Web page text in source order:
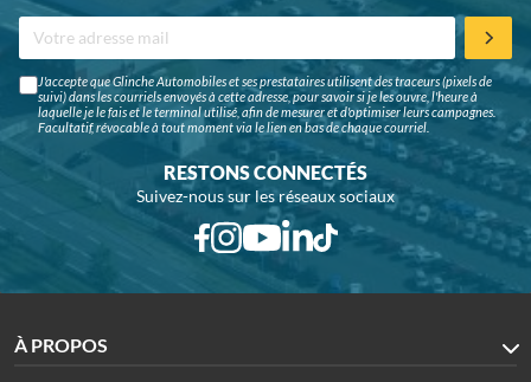
J'accepte que Glinche Automobiles et ses prestataires utilisent des traceurs (pixels de
suivi) dans les courriels envoyés à cette adresse, pour savoir si je les ouvre, l'heure à
laquelle je le fais et le terminal utilisé, afin de mesurer et d'optimiser leurs campagnes.
Facultatif, révocable à tout moment via le lien en bas de chaque courriel.
RESTONS CONNECTÉS
Suivez-nous sur les réseaux sociaux
À PROPOS